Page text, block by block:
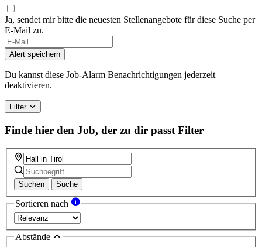
Ja, sendet mir bitte die neuesten Stellenangebote für diese Suche per
E-Mail zu.
Alert speichern
Du kannst diese Job-Alarm Benachrichtigungen jederzeit
deaktivieren.
Filter
Finde hier den Job, der zu dir passt Filter
Suchen Suche
Sortieren nach
Abstände